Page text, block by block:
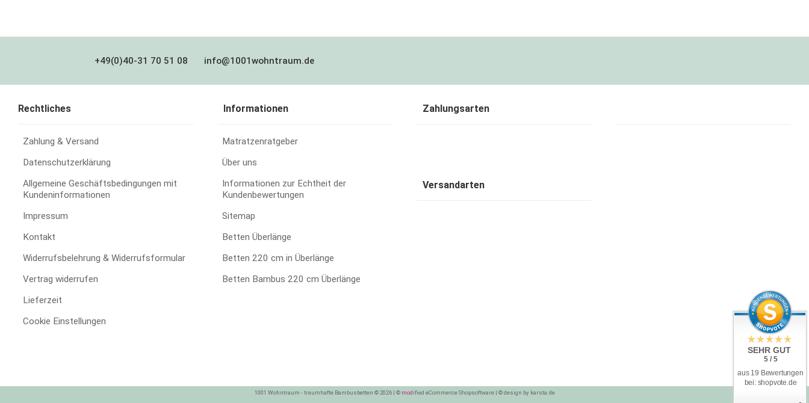
+49(0)40-31 70 51 08 info@1001wohntraum.de
Rechtliches
Zahlung & Versand
Datenschutzerklärung
Allgemeine Geschäftsbedingungen mit
Kundeninformationen
Impressum
Kontakt
Widerrufsbelehrung & Widerrufsformular
Vertrag widerrufen
Lieferzeit
Cookie Einstellungen
Informationen
Matratzenratgeber
Über uns
Informationen zur Echtheit der
Kundenbewertungen
Sitemap
Betten Überlänge
Betten 220 cm in Überlänge
Betten Bambus 220 cm Überlänge
Zahlungsarten
Versandarten
1001 Wohntraum - traumhafte Bambusbetten © 2026 | © modified eCommerce Shopsoftware| © design by karsta.de
SEHR GUT
5 / 5
aus 19 Bewertungen
bei: shopvote.de